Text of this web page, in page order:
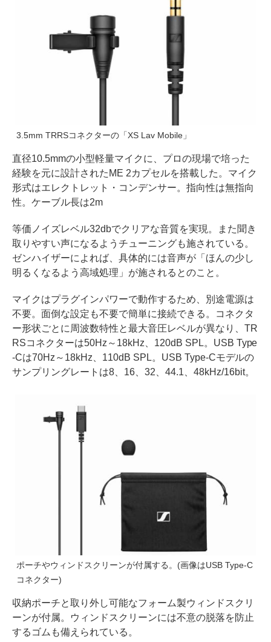
3.5mm TRRSコネクターの「XS Lav Mobile」
直径10.5mmの小型軽量マイクに、プロの現場で培った
経験を元に設計されたME 2カプセルを搭載した。マイク
形式はエレクトレット・コンデンサー。指向性は無指向
性。ケーブル長は2m
等価ノイズレベル32dbでクリアな音質を実現。また聞き
取りやすい声になるようチューニングも施されている。
ゼンハイザーによれば、具体的には音声が「ほんの少し
明るくなるよう高域処理」が施されるとのこと。
マイクはプラグインパワーで動作するため、別途電源は
不要。面倒な設定も不要で簡単に接続できる。コネクタ
ー形状ごとに周波数特性と最大音圧レベルが異なり、TR
RSコネクターは50Hz～18kHz、120dB SPL。USB Type
-Cは70Hz～18kHz、110dB SPL。USB Type-Cモデルの
サンプリングレートは8、16、32、44.1、48kHz/16bit。
ポーチやウィンドスクリーンが付属する。(画像はUSB Type-C
コネクター)
収納ポーチと取り外し可能なフォーム製ウィンドスクリ
ーンが付属。ウィンドスクリーンには不意の脱落を防止
するゴムも備えられている。